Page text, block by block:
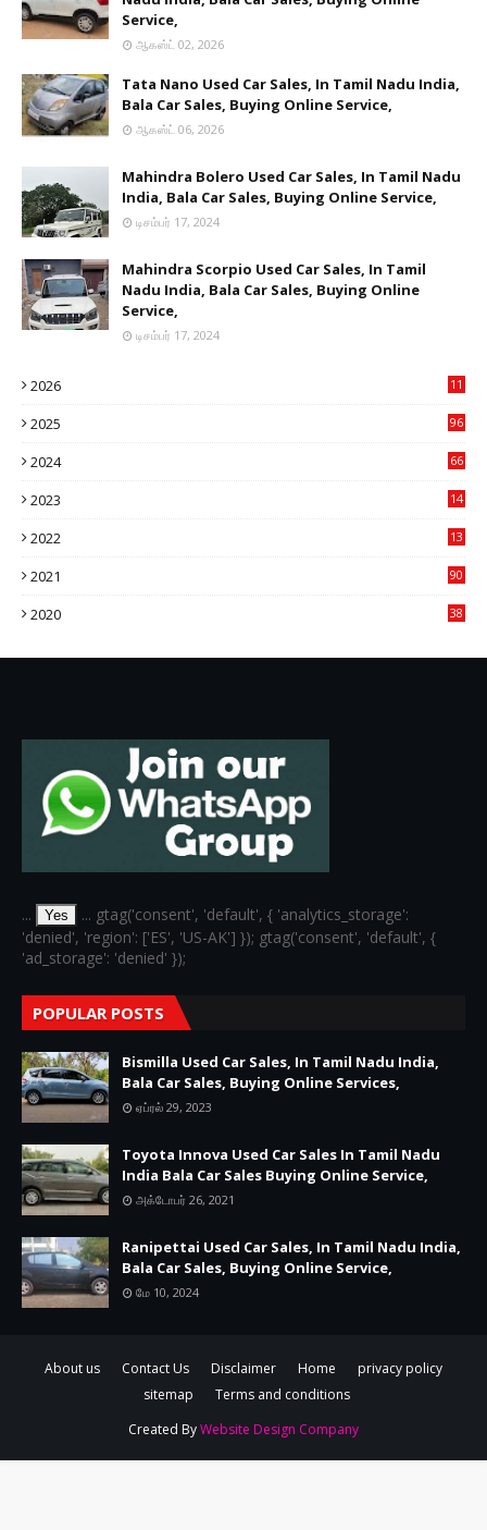
Service,
ஆகஸ்ட் 02, 2026
Tata Nano Used Car Sales, In Tamil Nadu India,
Bala Car Sales, Buying Online Service,
ஆகஸ்ட் 06, 2026
Mahindra Bolero Used Car Sales, In Tamil Nadu
India, Bala Car Sales, Buying Online Service,
டிசம்பர் 17, 2024
Mahindra Scorpio Used Car Sales, In Tamil
Nadu India, Bala Car Sales, Buying Online
Service,
டிசம்பர் 17, 2024
2026
11
2025
96
2024
66
2023
14
2022
13
2021
90
2020
38
... Yes
... gtag('consent', 'default', { 'analytics_storage':
'denied', 'region': ['ES', 'US-AK'] }); gtag('consent', 'default', {
'ad_storage': 'denied' });
POPULAR POSTS
Bismilla Used Car Sales, In Tamil Nadu India,
Bala Car Sales, Buying Online Services,
ஏப்ரல் 29, 2023
Toyota Innova Used Car Sales In Tamil Nadu
India Bala Car Sales Buying Online Service,
அக்டோபர் 26, 2021
Ranipettai Used Car Sales, In Tamil Nadu India,
Bala Car Sales, Buying Online Service,
மே 10, 2024
About us Contact Us Disclaimer Home
privacy policy
sitemap
Terms and conditions
Created ByWebsite Design Company